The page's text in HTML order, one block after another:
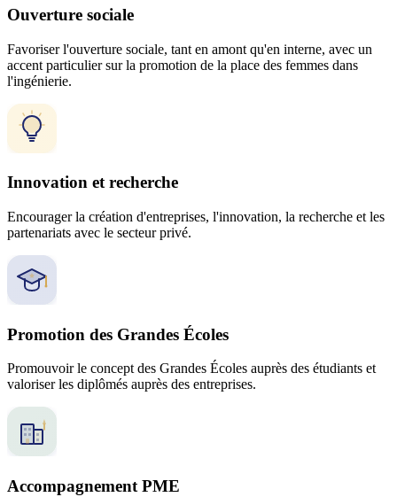
Ouverture sociale
Favoriser l'ouverture sociale, tant en amont qu'en interne, avec un
accent particulier sur la promotion de la place des femmes dans
l'ingénierie.
Innovation et recherche
Encourager la création d'entreprises, l'innovation, la recherche et les
partenariats avec le secteur privé.
Promotion des Grandes Écoles
Promouvoir le concept des Grandes Écoles auprès des étudiants et
valoriser les diplômés auprès des entreprises.
Accompagnement PME